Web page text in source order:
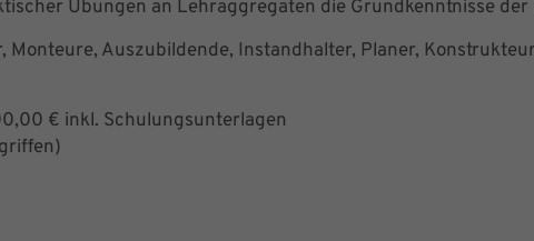
Übungen an Lehraggregaten die Grundkenntnisse
Monteure, Auszubildende, Instandhalter, Planer,
€ inkl. Schulungsunterlagen